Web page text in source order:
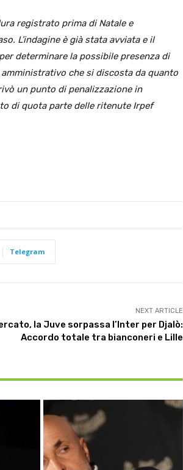
registrato prima di Natale e
L’indagine è già stata avviata e il
determinare la possibile presenza di
che si discosta da quanto
un punto di penalizzazione in
di quota parte delle ritenute Irpef
Telegram
NEXT ARTICLE
la Juve sorpassa l’Inter per Djalò:
Accordo totale tra bianconeri e Lille